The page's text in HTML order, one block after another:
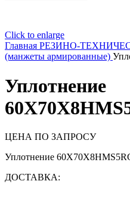
Click to enlarge
Главная РЕЗИНО-
(манжеты армированные)
Уплотнение
ЦЕНА ПО ЗАПРОСУ
Уплотнение
ДОСТАВКА: